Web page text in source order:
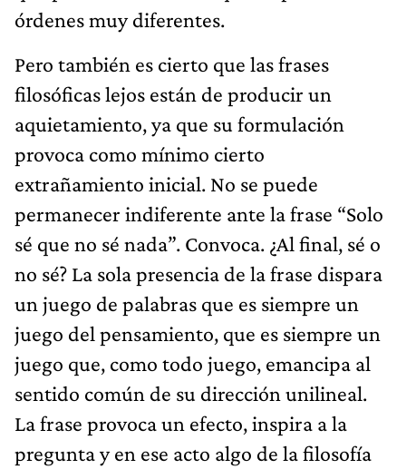
órdenes muy diferentes.
Pero también es cierto que las frases
filosóficas lejos están de producir un
aquietamiento, ya que su formulación
provoca como mínimo cierto
extrañamiento inicial. No se puede
permanecer indiferente ante la frase “Solo
sé que no sé nada”. Convoca. ¿Al final, sé o
no sé? La sola presencia de la frase dispara
un juego de palabras que es siempre un
juego del pensamiento, que es siempre un
juego que, como todo juego, emancipa al
sentido común de su dirección unilineal.
La frase provoca un efecto, inspira a la
pregunta y en ese acto algo de la filosofía